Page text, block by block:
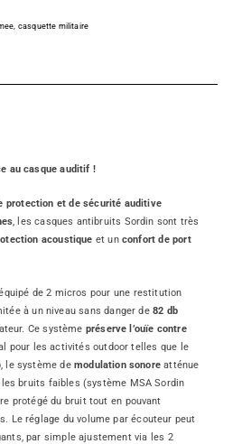
, casquette militaire
au casque auditif !
protection et de sécurité auditive
, les casques antibruits Sordin sont très
acoustique et un confort de port
de 2 micros pour une restitution
à un niveau sans danger de82 db
Ce système préserve l’ouïe contre
pour les activités outdoor telles que le
le système demodulation sonoreatténue
bruits faibles (système MSA Sordin
protégé du bruit tout en pouvant
Le réglage du volume par écouteur peut
par simple ajustement via les 2